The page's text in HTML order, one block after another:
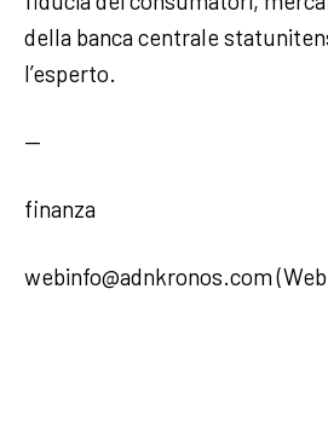
della banca centrale
l’esperto.
—
finanza
webinfo@adnkronos.com